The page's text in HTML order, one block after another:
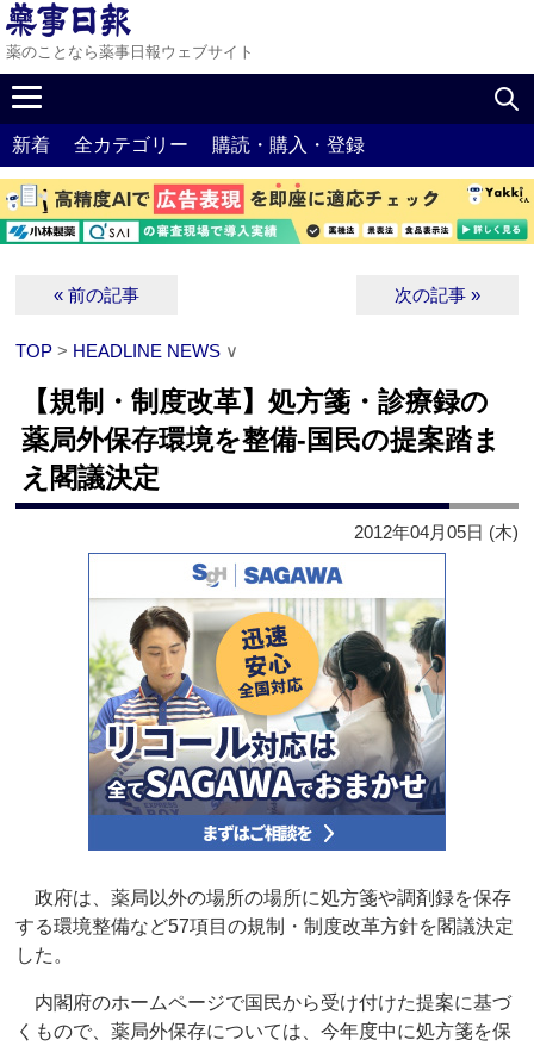
薬のことなら薬事日報ウェブサイト
新着 全カテゴリー 購読・購入・登録
« 前の記事 次の記事 »
TOP > HEADLINE NEWS ∨
【規制・制度改革】処方箋・診療録の
薬局外保存環境を整備‐国民の提案踏ま
え閣議決定
2012年04月05日 (木)
政府は、薬局以外の場所の場所に処方箋や調剤録を保存
する環境整備など57項目の規制・制度改革方針を閣議決定
した。
内閣府のホームページで国民から受け付けた提案に基づ
くもので、薬局外保存については、今年度中に処方箋を保